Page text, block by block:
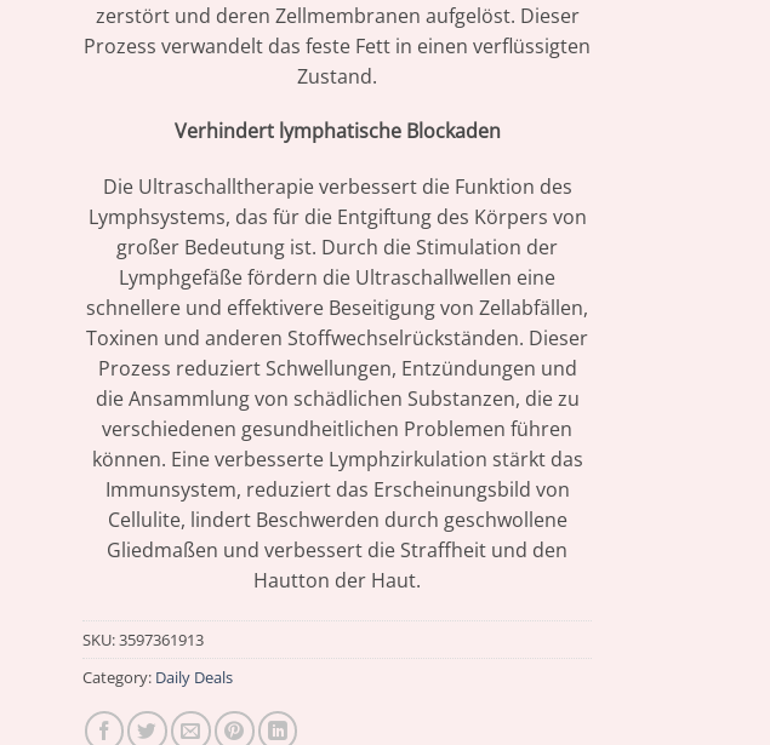
zerstört und deren Zellmembranen aufgelöst. Dieser
Prozess verwandelt das feste Fett in einen verflüssigten
Zustand.
Verhindert lymphatische Blockaden
Die Ultraschalltherapie verbessert die Funktion des
Lymphsystems, das für die Entgiftung des Körpers von
großer Bedeutung ist. Durch die Stimulation der
Lymphgefäße fördern die Ultraschallwellen eine
schnellere und effektivere Beseitigung von Zellabfällen,
Toxinen und anderen Stoffwechselrückständen. Dieser
Prozess reduziert Schwellungen, Entzündungen und
die Ansammlung von schädlichen Substanzen, die zu
verschiedenen gesundheitlichen Problemen führen
können. Eine verbesserte Lymphzirkulation stärkt das
Immunsystem, reduziert das Erscheinungsbild von
Cellulite, lindert Beschwerden durch geschwollene
Gliedmaßen und verbessert die Straffheit und den
Hautton der Haut.
SKU:3597361913
Category: Daily Deals